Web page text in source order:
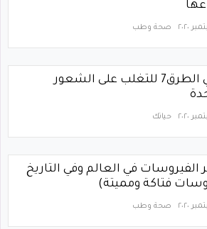
صحة وطب
ماهي الطرق7 للتغلب على الشعور
حياتك
الفيروسات في العالم وفي التاريخ
فتاكة ومميتة)
صحة وطب